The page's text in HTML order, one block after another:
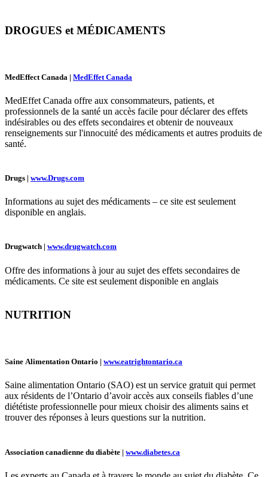
DROGUES et MÉDICAMENTS
MedEffect Canada | MedEffet Canada
MedEffet Canada offre aux consommateurs, patients, et
professionnels de la santé un accès facile pour déclarer des effets
indésirables ou des effets secondaires et obtenir de nouveaux
renseignements sur l'innocuité des médicaments et autres produits de
santé.
Drugs | www.Drugs.com
Informations au sujet des médicaments – ce site est seulement
disponible en anglais.
Drugwatch | www.drugwatch.com
Offre des informations à jour au sujet des effets secondaires de
médicaments. Ce site est seulement disponible en anglais
NUTRITION
Saine Alimentation Ontario | www.eatrightontario.ca
Saine alimentation Ontario (SAO) est un service gratuit qui permet
aux résidents de l’Ontario d’avoir accès aux conseils fiables d’une
diététiste professionnelle pour mieux choisir des aliments sains et
trouver des réponses à leurs questions sur la nutrition.
Association canadienne du diabète | www.diabetes.ca